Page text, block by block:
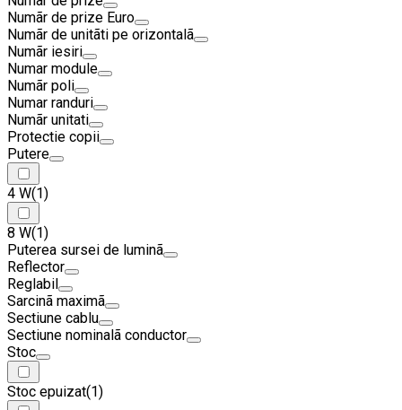
Numãr de prize Euro
Numãr de unitãti pe orizontalã
Numãr iesiri
Numar module
Numãr poli
Numar randuri
Numãr unitati
Protectie copii
Putere
4 W(1)
8 W(1)
Puterea sursei de luminã
Reflector
Reglabil
Sarcinã maximã
Sectiune cablu
Sectiune nominalã conductor
Stoc
Stoc epuizat(1)